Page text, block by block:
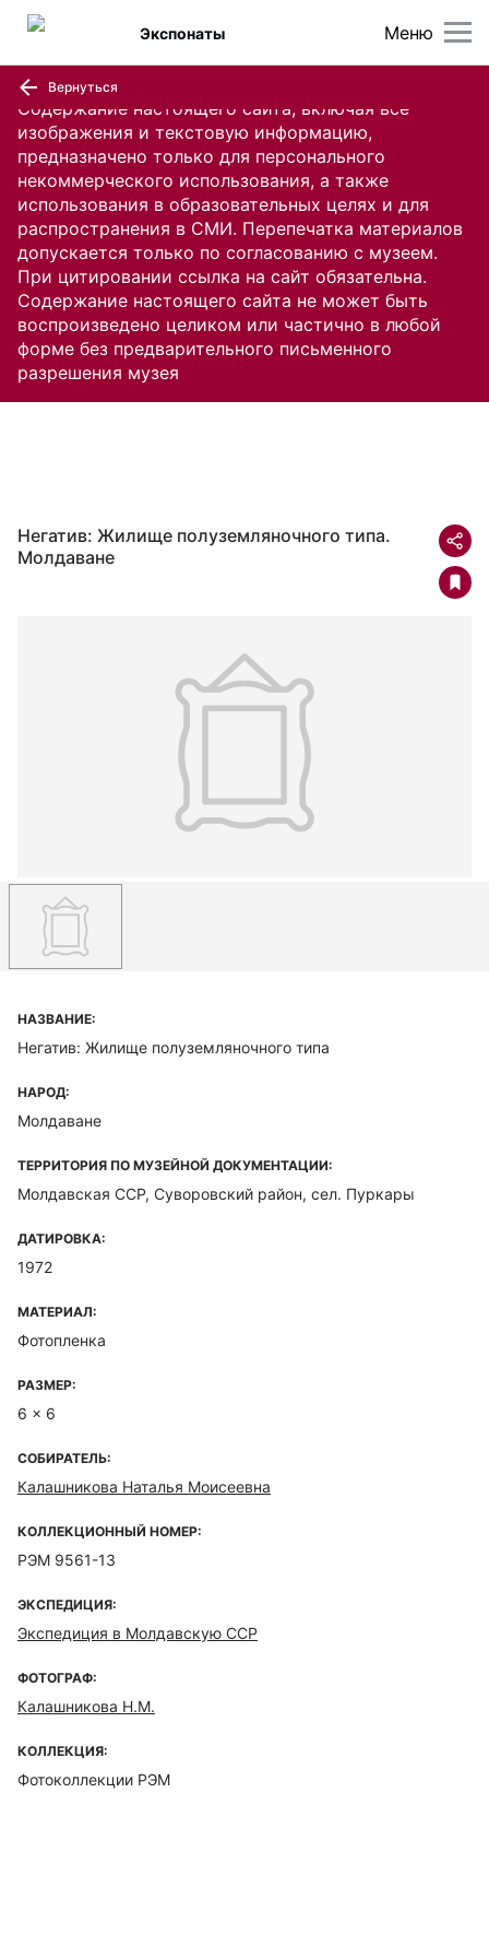
Содержание настоящего сайта, включая все
изображения и текстовую информацию,
предназначено только для персонального
некоммерческого использования, а также
использования в образовательных целях и для
распространения в СМИ. Перепечатка материалов
допускается только по согласованию с музеем.
При цитировании ссылка на сайт обязательна.
Содержание настоящего сайта не может быть
воспроизведено целиком или частично в любой
форме без предварительного письменного
разрешения музея
Меню
Экспонаты
Вернуться
Негатив: Жилище полуземляночного типа.
Молдаване
НАЗВАНИЕ:
Негатив: Жилище полуземляночного типа
НАРОД:
Молдаване
ТЕРРИТОРИЯ ПО МУЗЕЙНОЙ ДОКУМЕНТАЦИИ:
Молдавская ССР, Суворовский район, сел. Пуркары
ДАТИРОВКА:
1972
МАТЕРИАЛ:
Фотопленка
РАЗМЕР:
6 x 6
СОБИРАТЕЛЬ:
Калашникова Наталья Моисеевна
КОЛЛЕКЦИОННЫЙ НОМЕР:
РЭМ 9561-13
ЭКСПЕДИЦИЯ:
Экспедиция в Молдавскую ССР
ФОТОГРАФ:
Калашникова Н.М.
КОЛЛЕКЦИЯ:
Фотоколлекции РЭМ